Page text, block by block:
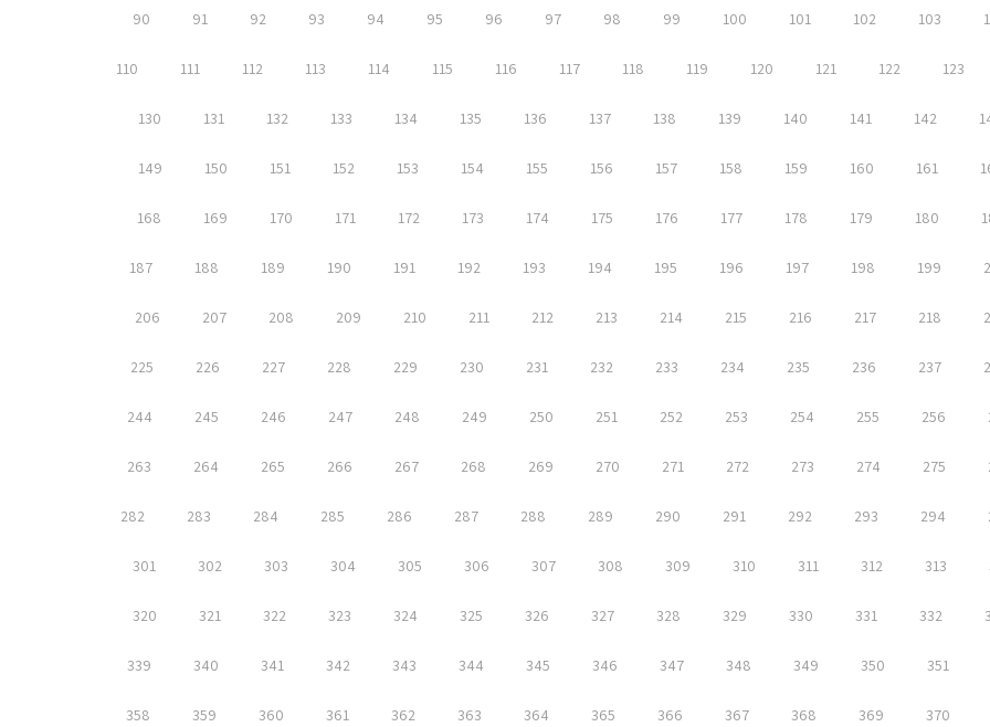
90 91 92 93 94 95 96 97 98 99 100 101 102 103
110 111 112 113 114 115 116 117 118 119 120 121 122 123
130 131 132 133 134 135 136 137 138 139 140 141 142
149 150 151 152 153 154 155 156 157 158 159 160 161
168 169 170 171 172 173 174 175 176 177 178 179 180
187 188 189 190 191 192 193 194 195 196 197 198 199
206 207 208 209 210 211 212 213 214 215 216 217 218
225 226 227 228 229 230 231 232 233 234 235 236 237
244 245 246 247 248 249 250 251 252 253 254 255 256
263 264 265 266 267 268 269 270 271 272 273 274 275
282 283 284 285 286 287 288 289 290 291 292 293 294
301 302 303 304 305 306 307 308 309 310 311 312 313
320 321 322 323 324 325 326 327 328 329 330 331 332
339 340 341 342 343 344 345 346 347 348 349 350 351
358 359 360 361 362 363 364 365 366 367 368 369 370